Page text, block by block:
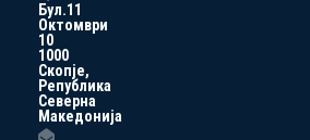
Бул.11
Октомври
10
1000
Скопје,
Република
Северна
Македонија